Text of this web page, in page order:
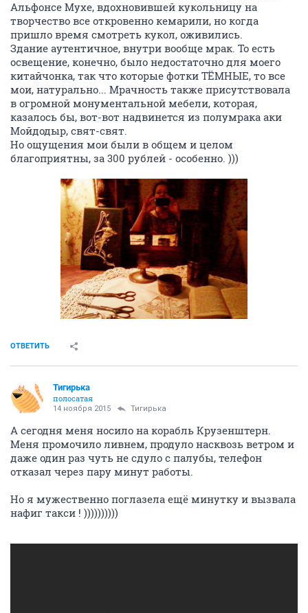
Альфонсе Мухе, вдохновившей кукольницу на
творчество все откровенно кемарили, но когда
пришло время смотреть кукол, оживились.
Здание аутентичное, внутри вообще мрак. То есть
освещение, конечно, было недостаточно для моего
китайчонка, так что которые фотки ТЁМНЫЕ, то все
мои, натурально... Мрачность также присутствовала
в огромной монументальной мебели, которая,
казалось бы, вот-вот надвинется из полумрака аки
Мойдодыр, свят-свят.
Но ощущения мои были в общем и целом
благоприятны, за 300 рублей - особенно. )))
ОТВЕТИТЬ
Тигирька
полосатая
14 ноября 2015 Тигирька
А сегодня меня носило на корабль Крузенштерн.
Меня промочило ливнем, продуло насквозь ветром и
даже один раз чуть не сдуло с палубы, телефон
отказал через пару минут работы.
Но я мужественно поглазела ещё минутку и вызвала
нафиг такси ! ))))))))))